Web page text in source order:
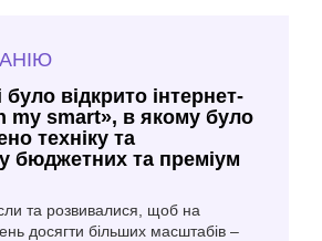
було відкрито інтернет-
my smart», в якому було
техніку та
бюджетних та преміум
та розвивалися, щоб на
досягти більших масштабів –